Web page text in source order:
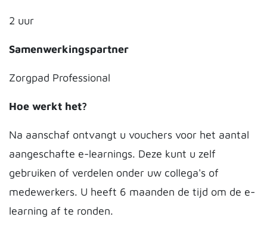
2 uur
Samenwerkingspartner
Zorgpad Professional
Hoe werkt het?
Na aanschaf ontvangt u vouchers voor het aantal
aangeschafte e-learnings. Deze kunt u zelf
gebruiken of verdelen onder uw collega's of
medewerkers. U heeft 6 maanden de tijd om de e-
learning af te ronden.